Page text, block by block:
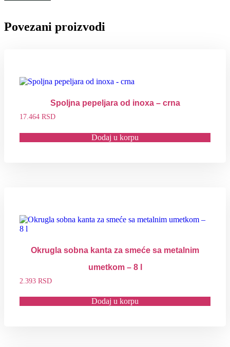
Povezani proizvodi
Spoljna pepeljara od inoxa – crna
17.464 RSD
Dodaj u korpu
Okrugla sobna kanta za smeće sa metalnim
umetkom – 8 l
2.393 RSD
Dodaj u korpu